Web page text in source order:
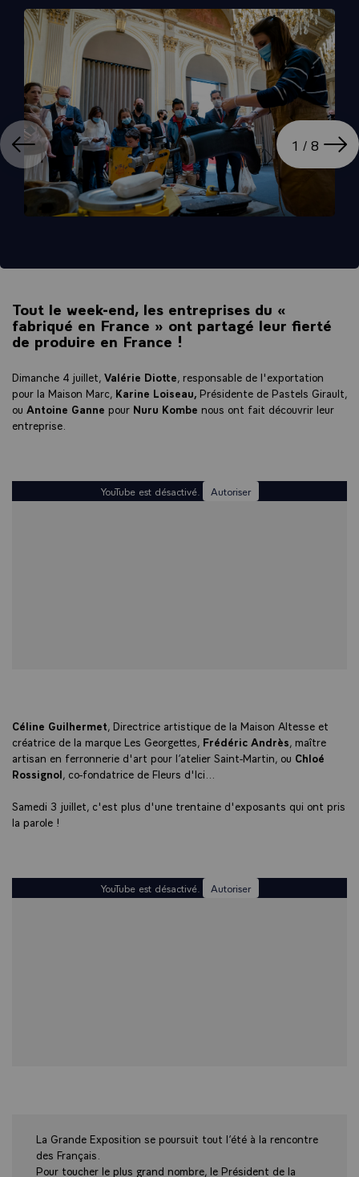
1 / 8
Tout le week-end, les entreprises du «
fabriqué en France » ont partagé leur fierté
de produire en France !
Dimanche 4 juillet, Valérie Diotte , responsable de l'exportation
pour la Maison Marc, Karine Loiseau, Présidente de Pastels Girault,
ou Antoine Ganne pour Nuru Kombe nous ont fait découvrir leur
entreprise.
YouTube est désactivé. Autoriser
Céline Guilhermet, Directrice artistique de la Maison Altesse et
créatrice de la marque Les Georgettes, Frédéric Andrès, maître
artisan en ferronnerie d'art pour l’atelier Saint-Martin, ou Chloé
Rossignol, co-fondatrice de Fleurs d'Ici...
Samedi 3 juillet, c'est plus d'une trentaine d'exposants qui ont pris
la parole !
YouTube est désactivé. Autoriser
La Grande Exposition se poursuit tout l’été à la rencontre
des Français.
Pour toucher le plus grand nombre, le Président de la